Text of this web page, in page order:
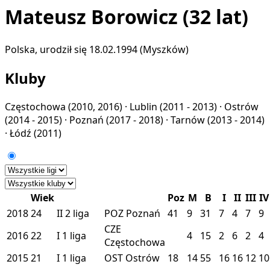
Mateusz Borowicz (32 lat)
Polska, urodził się 18.02.1994 (Myszków)
Kluby
Częstochowa (2010, 2016) · Lublin (2011 - 2013) · Ostrów
(2014 - 2015) · Poznań (2017 - 2018) · Tarnów(2013 - 2014)
· Łódź (2011)
Wiek Poz M B I II III IV
201824 II2 liga POZ Poznań 41 9 31 7 4 7 9
201622 I 1 liga
CZE
Częstochowa
4 15 2 6 2 4
201521 I 1 liga OST Ostrów 18 14 55 16 16 12 10